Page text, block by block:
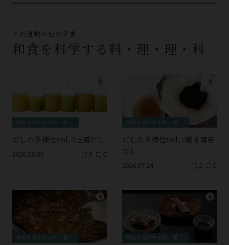
この連載の他の記事
和食を科学する料・理・理・科
だしの多様性vol.3玉露だし
2026.08.06 0 0
だしの多様性vol.2焼き海苔
だし
2026.07.24 2 0